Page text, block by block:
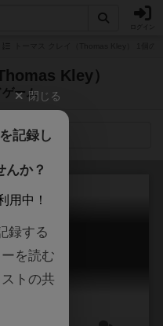
Kley）
ゲーム
ュー
ーム
閉じる
記録し
んか？
用中！
録する
を読む
トの共